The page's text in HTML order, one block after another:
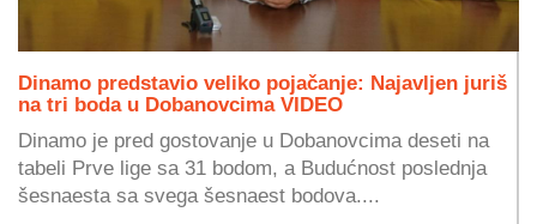
Dinamo predstavio veliko pojačanje: Najavljen juriš
na tri boda u Dobanovcima VIDEO
Dinamo je pred gostovanje u Dobanovcima deseti na
tabeli Prve lige sa 31 bodom, a Budućnost poslednja
šesnaesta sa svega šesnaest bodova....